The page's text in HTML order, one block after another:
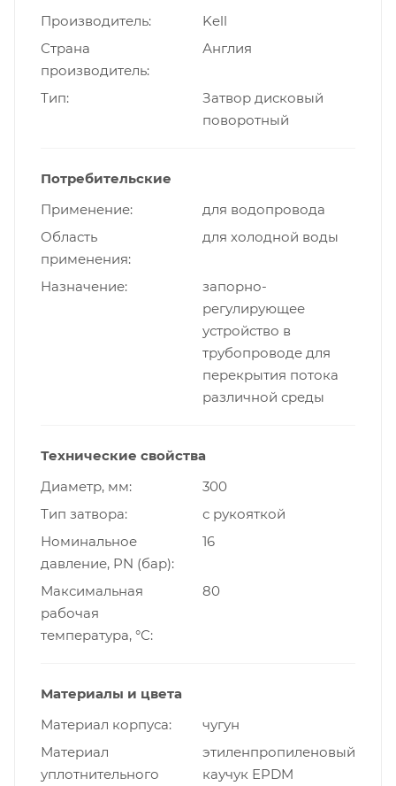
Производитель
Kell
Страна
производитель
Англия
Тип
Затвор дисковый
поворотный
Потребительские
Применение
для водопровода
Область
применения
для холодной воды
Назначение
запорно-
регулирующее
устройство в
трубопроводе для
перекрытия потока
различной среды
Технические свойства
Диаметр, мм
300
Тип затвора
с рукояткой
Номинальное
давление, PN (бар)
16
Максимальная
рабочая
температура, °С
80
Материалы и цвета
Материал корпуса
чугун
Материал
уплотнительного
этиленпропиленовый
каучук EPDM